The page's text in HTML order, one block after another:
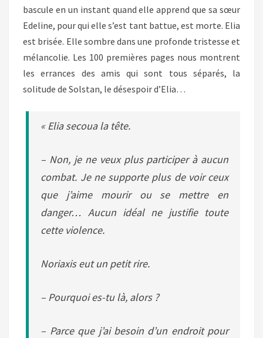
bascule en un instant quand elle apprend que sa sœur
Edeline, pour qui elle s’est tant battue, est morte. Elia
est brisée. Elle sombre dans une profonde tristesse et
mélancolie. Les 100 premières pages nous montrent
les errances des amis qui sont tous séparés, la
solitude de Solstan, le désespoir d’Elia…
« Elia secoua la tête.
– Non, je ne veux plus participer à aucun
combat. Je ne supporte plus de voir ceux
que j’aime mourir ou se mettre en
danger… Aucun idéal ne justifie toute
cette violence.
Noriaxis eut un petit rire.
– Pourquoi es-tu là, alors ?
– Parce que j’ai besoin d’un endroit pour